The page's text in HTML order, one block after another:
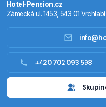
Ubytování
Hotel-Pension.cz
Zámecká ul. 1453, 543 01 Vrchlabí
+420 702 093 598